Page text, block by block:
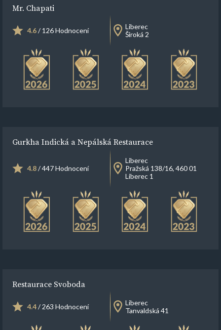
Mr. Chapati
4.6/ 126 Hodnocení
Liberec
Široká 2
Gurkha Indická a Nepálská Restaurace
4.8/ 447 Hodnocení
Liberec
Pražská 138/16, 460 01
Liberec 1
Restaurace Svoboda
4.4/ 263 Hodnocení
Liberec
Tanvaldská 41